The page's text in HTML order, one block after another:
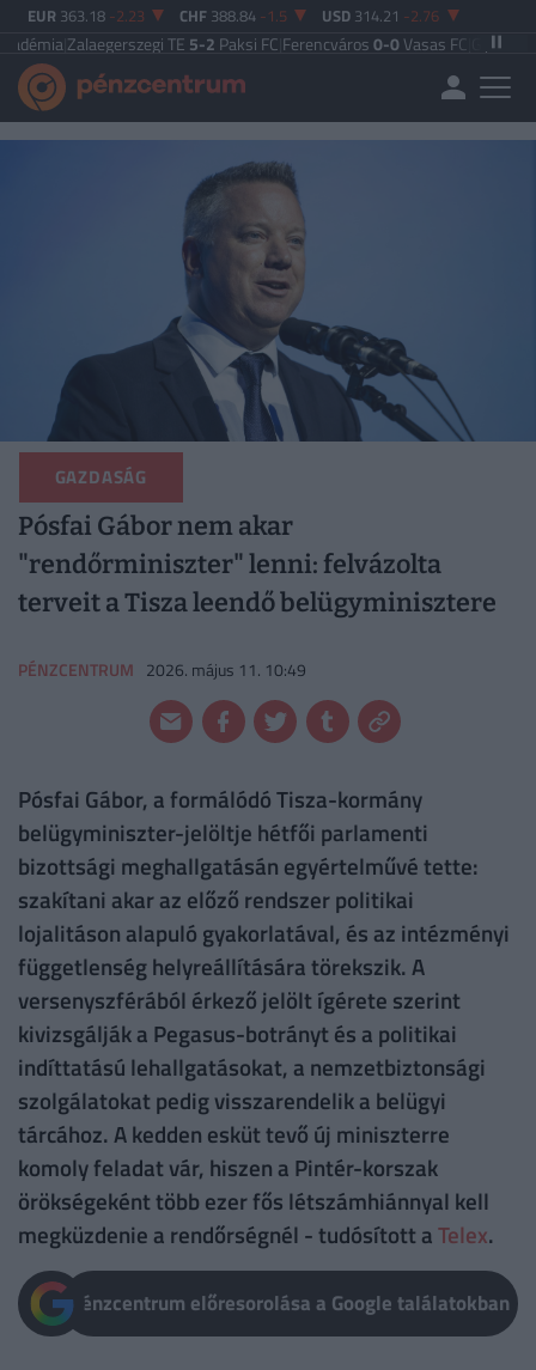
EUR 363.18 -2.23 CHF 388.84 -1.5 USD 314.21 -2.76
TE5-2Paksi FC|Ferencváros0-0Vasas FC|Győri ETO FC 4-0
GAZDASÁG
Pósfai Gábor nem akar
"rendőrminiszter" lenni: felvázolta
terveit a Tisza leendő belügyminisztere
PÉNZCENTRUM 2026. május 11. 10:49
Pósfai Gábor, a formálódó Tisza-kormány
belügyminiszter-jelöltje hétfői parlamenti
bizottsági meghallgatásán egyértelművé tette:
szakítani akar az előző rendszer politikai
lojalitáson alapuló gyakorlatával, és az intézményi
függetlenség helyreállítására törekszik. A
versenyszférából érkező jelölt ígérete szerint
kivizsgálják a Pegasus-botrányt és a politikai
indíttatású lehallgatásokat, a nemzetbiztonsági
szolgálatokat pedig visszarendelik a belügyi
tárcához. A kedden esküt tevő új miniszterre
komoly feladat vár, hiszen a Pintér-korszak
örökségeként több ezer fős létszámhiánnyal kell
megküzdenie a rendőrségnél - tudósított aTelex.
Pénzcentrum előresorolása a Google találatokban